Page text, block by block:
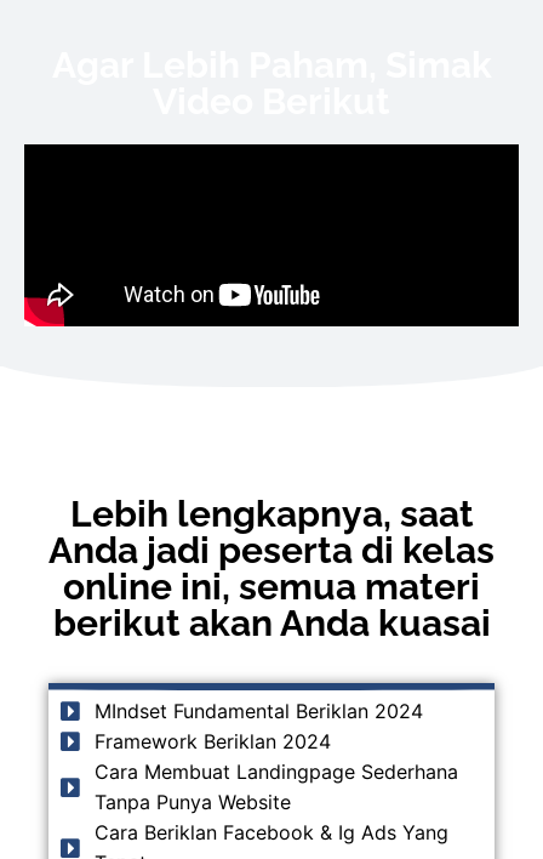
Lebih lengkapnya, saat
Anda jadi peserta di kelas
online ini, semua materi
berikut akan Anda kuasai
MIndset Fundamental Beriklan 2024
Framework Beriklan 2024
Cara Membuat Landingpage Sederhana
Tanpa Punya Website
Cara Beriklan Facebook & Ig Ads Yang